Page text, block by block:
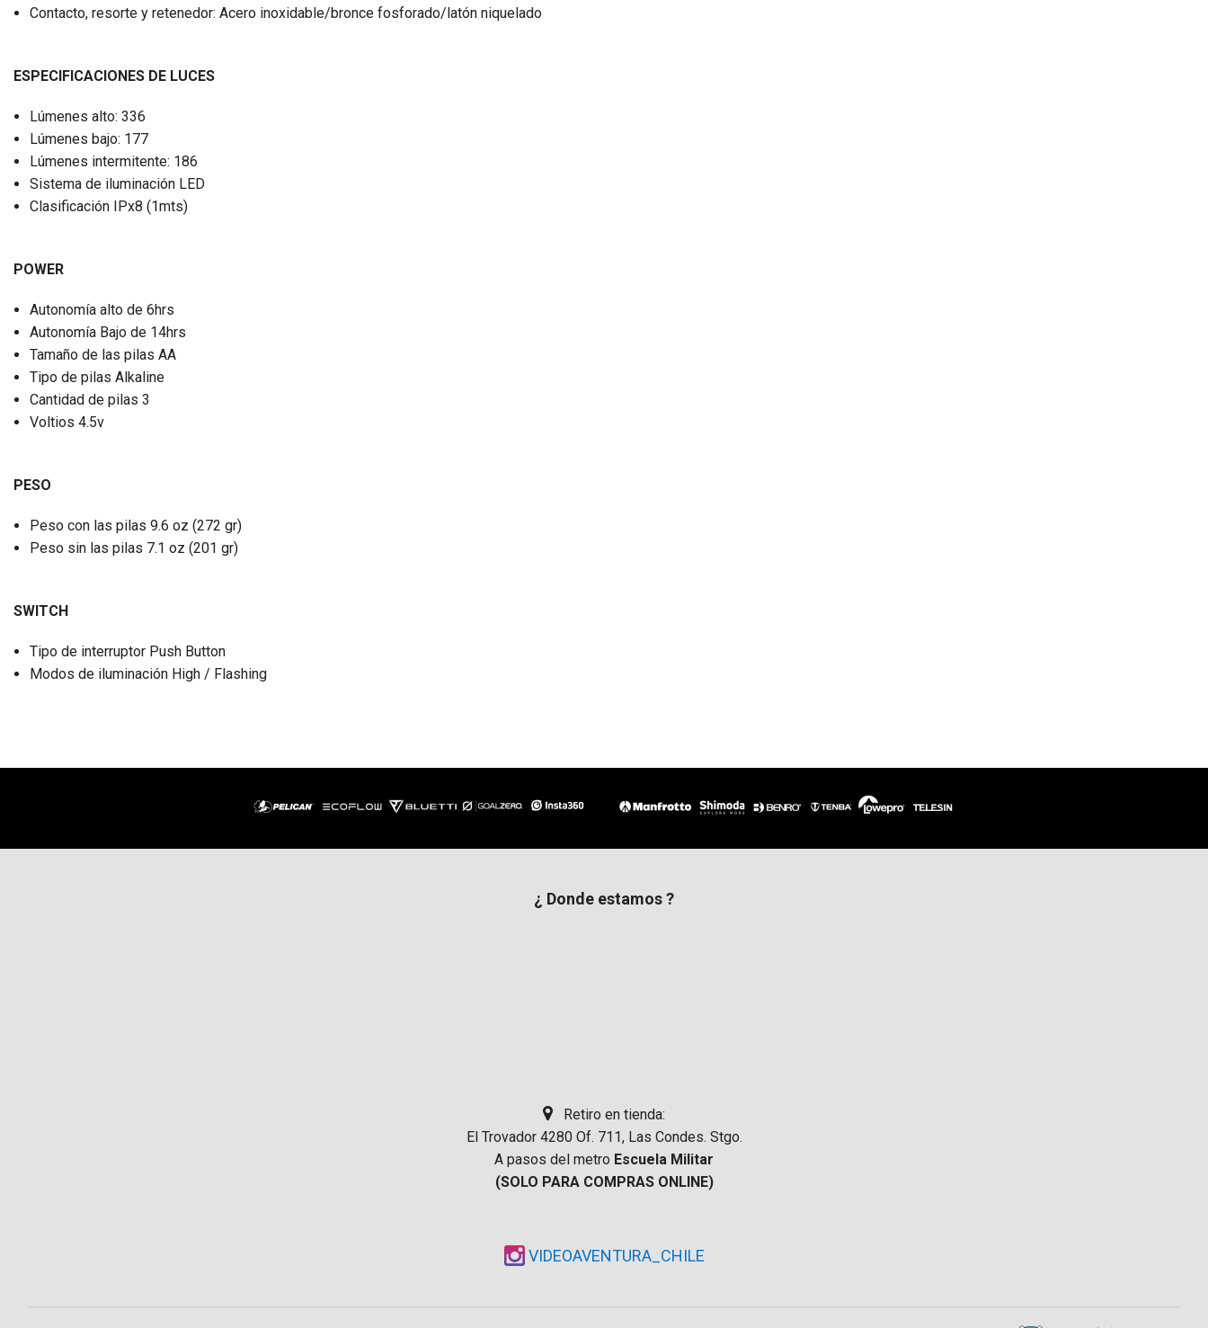
Contacto, resorte y retenedor: Acero inoxidable/bronce fosforado/latón niquelado
ESPECIFICACIONES DE LUCES
Lúmenes alto: 336
Lúmenes bajo: 177
Lúmenes intermitente: 186
Sistema de iluminación LED
Clasificación IPx8 (1mts)
POWER
Autonomía alto de 6hrs
Autonomía Bajo de 14hrs
Tamaño de las pilas AA
Tipo de pilas Alkaline
Cantidad de pilas 3
Voltios 4.5v
PESO
Peso con las pilas 9.6 oz (272 gr)
Peso sin las pilas 7.1 oz (201 gr)
SWITCH
Tipo de interruptor Push Button
Modos de iluminación High / Flashing
¿ Donde estamos ?
Retiro en tienda:
El Trovador 4280 Of. 711, Las Condes. Stgo.
A pasos del metro Escuela Militar
(SOLO PARA COMPRAS ONLINE)
VIDEOAVENTURA_CHILE